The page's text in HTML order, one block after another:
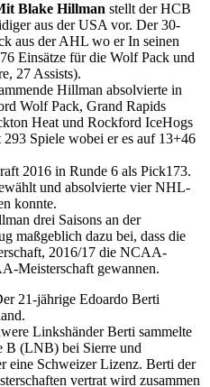
Blake Hillman stellt der HCB
aus der USA vor. Der 30-
aus der AHL wo er In seinen
Einsätze für die Wolf Pack und
27 Assists).
Hillman absolvierte in
Wolf Pack, Grand Rapids
Heat und Rockford IceHogs
Spiele wobei er es auf 13+46
2016 in Runde 6 als Pick173.
und absolvierte vier NHL-
konnte.
drei Saisons an der
maßgeblich dazu bei, dass die
2016/17 die NCAA-
Meisterschaft gewannen.
21-jährige Edoardo Berti
Linkshänder Berti sammelte
B (LNB) bei Sierre und
eine Schweizer Lizenz. Berti der
vertrat wird zusammen